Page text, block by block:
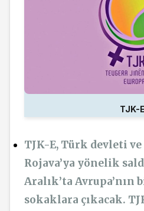
TJK-E
TJK-E, Türk devleti
Rojava’ya yönelik
Aralık’ta Avrupa’nın
sokaklara çıkacak.